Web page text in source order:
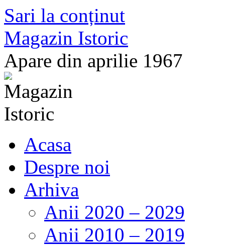
Sari la conținut
Magazin Istoric
Apare din aprilie 1967
Acasa
Despre noi
Arhiva
Anii 2020 – 2029
Anii 2010 – 2019